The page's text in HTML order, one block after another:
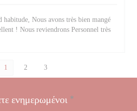
habitude, Nous avons très bien mangé
! Nous reviendrons Personnel très
1 2 3
ενημερωμένοι *